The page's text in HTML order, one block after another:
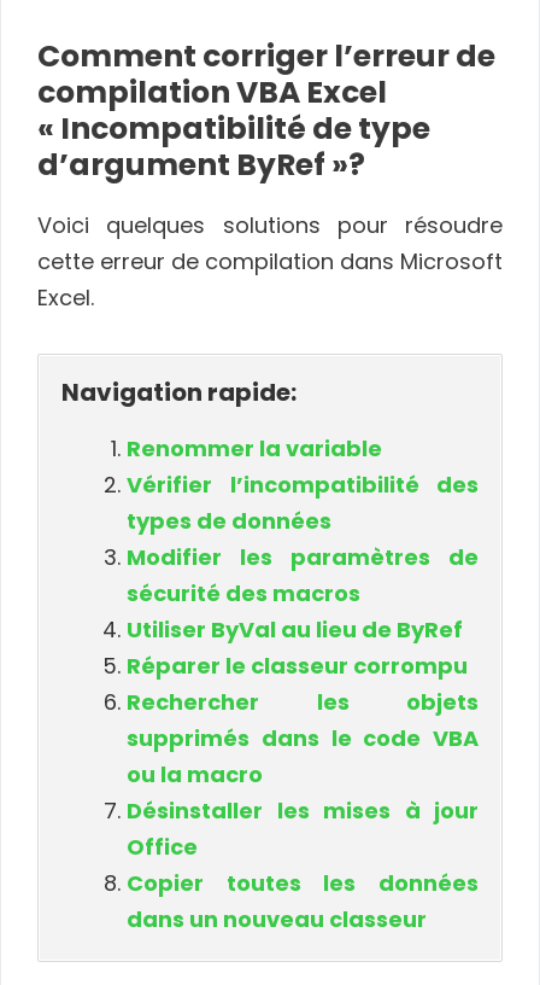
Comment corriger l’erreur de
compilation VBA Excel
« Incompatibilité de type
d’argument ByRef »?
Voici quelques solutions pour résoudre
cette erreur de compilation dans Microsoft
Excel.
Navigation rapide:
Renommer la variable
Vérifier l’incompatibilité des
types de données
Modifier les paramètres de
sécurité des macros
Utiliser ByVal au lieu de ByRef
Réparer le classeur corrompu
Rechercher les objets
supprimés dans le code VBA
ou la macro
Désinstaller les mises à jour
Office
Copier toutes les données
dans un nouveau classeur